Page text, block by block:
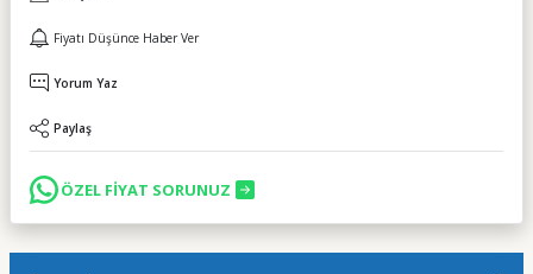
Fiyatı Düşünce Haber Ver
Yorum Yaz
Paylaş
ÖZEL FİYAT SORUNUZ